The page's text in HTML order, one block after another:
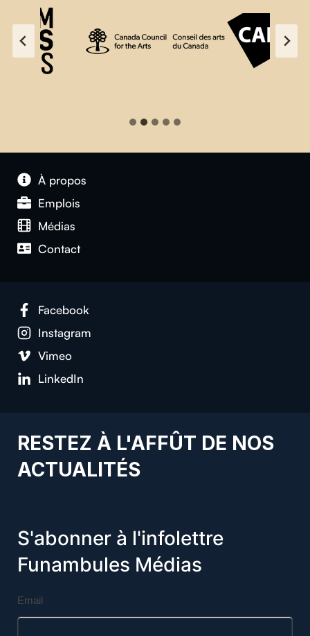
À propos
Emplois
Médias
Contact
Facebook
Instagram
Vimeo
LinkedIn
RESTEZ À L'AFFÛT DE NOS
ACTUALITÉS
S'abonner à l'infolettre
Funambules Médias
Email